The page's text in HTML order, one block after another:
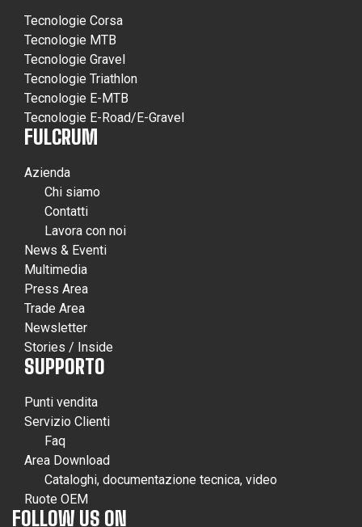
Tecnologie Corsa
Tecnologie MTB
Tecnologie Gravel
Tecnologie Triathlon
Tecnologie E-MTB
Tecnologie E-Road/E-Gravel
FULCRUM
Azienda
Chi siamo
Contatti
Lavora con noi
News & Eventi
Multimedia
Press Area
Trade Area
Newsletter
Stories / Inside
SUPPORTO
Punti vendita
Servizio Clienti
Faq
Area Download
Cataloghi, documentazione tecnica, video
Ruote OEM
FOLLOW US ON